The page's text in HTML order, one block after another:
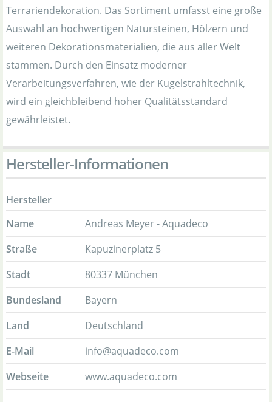
Terrariendekoration. Das Sortiment umfasst eine große
Auswahl an hochwertigen Natursteinen, Hölzern und
weiteren Dekorationsmaterialien, die aus aller Welt
stammen. Durch den Einsatz moderner
Verarbeitungsverfahren, wie der Kugelstrahltechnik,
wird ein gleichbleibend hoher Qualitätsstandard
gewährleistet.
Hersteller-Informationen
Hersteller
Name
Andreas Meyer - Aquadeco
Straße
Kapuzinerplatz 5
Stadt
80337 München
Bundesland
Bayern
Land
Deutschland
E-Mail
info@aquadeco.com
Webseite
www.aquadeco.com